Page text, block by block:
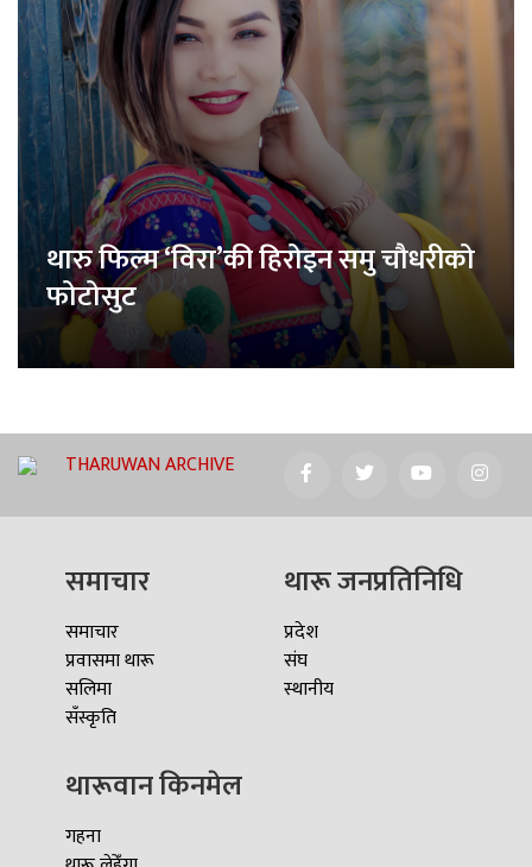
थारु फिल्म ‘विरा’की हिरोइन समु चौधरीको
फोटोसुट
THARUWAN ARCHIVE
समाचार
समाचार
प्रवासमा थारू
सलिमा
सँस्कृति
थारू जनप्रतिनिधि
प्रदेश
संघ
स्थानीय
थारूवान किनमेल
गहना